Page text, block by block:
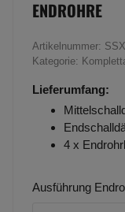
ENDROHRE
Artikelnummer:
Kategorie:
Lieferumfang:
4 x
Ausführung